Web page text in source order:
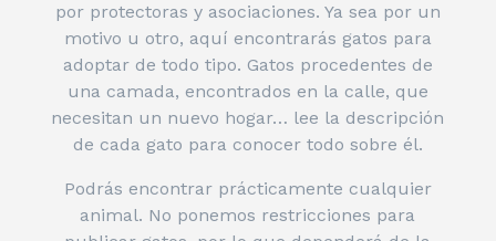
por protectoras y asociaciones. Ya sea por un
motivo u otro, aquí encontrarás gatos para
adoptar de todo tipo. Gatos procedentes de
una camada, encontrados en la calle, que
necesitan un nuevo hogar… lee la descripción
de cada gato para conocer todo sobre él.
Podrás encontrar prácticamente cualquier
animal. No ponemos restricciones para